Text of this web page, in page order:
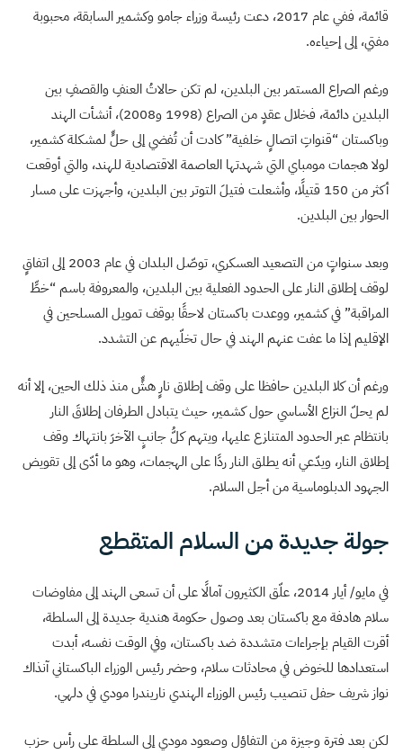
قائمة، ففي عام 2017، دعت رئيسة وزراء جامو وكشمير السابقة، محبوبة
مفتي، إلى إحياءه.
ورغم الصراع المستمر بين البلدين، لم تكن حالاتُ العنفِ والقصفِ بين
البلدين دائمة، فخلال عقدٍ من الصراع (1998 و2008)، أنشأت الهند
وباكستان “قنواتِ اتصالٍ خلفية” كادت أن تُفضي إلى حلٍّ لمشكلة كشمير،
لولا هجمات مومباي التي شهدتها العاصمة الاقتصادية للهند، والتي أوقعت
أكثر من 150 قتيلًا، وأشعلت فتيلَ التوتر بين البلدين، وأجهزت على مسار
الحوار بين البلدين.
وبعد سنواتٍ من التصعيد العسكري، توصّل البلدان في عام 2003 إلى اتفاقٍ
لوقف إطلاق النار على الحدود الفعلية بين البلدين، والمعروفة باسم “خطِّ
المراقبة” في كشمير، ووعدت باكستان لاحقًا بوقف تمويل المسلحين في
الإقليم إذا ما عفت عنهم الهند في حال تخلّيهم عن التشدد.
ورغم أن كلا البلدين حافظا على وقف إطلاق نارٍ هشٍّ منذ ذلك الحين، إلا أنه
لم يحلّ النزاع الأساسي حول كشمير، حيث يتبادل الطرفان إطلاقَ النار
بانتظام عبر الحدود المتنازع عليها، ويتهم كلُّ جانبٍ الآخرَ بانتهاك وقف
إطلاق النار، ويدّعي أنه يطلق النار ردًا على الهجمات، وهو ما أدّى إلى تقويض
الجهود الدبلوماسية من أجل السلام.
جولة جديدة من السلام المتقطع
في مايو/ أيار 2014، علّق الكثيرون آمالًا على أن تسعى الهند إلى مفاوضات
سلام هادفة مع باكستان بعد وصول حكومة هندية جديدة إلى السلطة،
أقرت القيام بإجراءات متشددة ضد باكستان، وفي الوقت نفسه، أبدت
استعدادها للخوض في محادثات سلام، وحضر رئيس الوزراء الباكستاني آنذاك
نواز شريف حفل تنصيب رئيس الوزراء الهندي ناريندرا مودي في دلهي.
لكن بعد فترة وجيزة من التفاؤل وصعود مودي إلى السلطة على رأس حزب